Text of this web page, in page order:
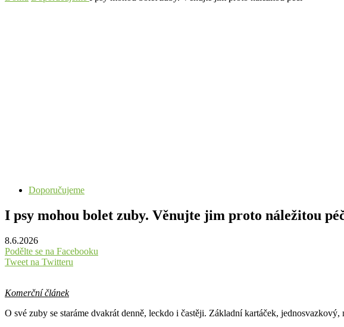
Doporučujeme
I psy mohou bolet zuby. Věnujte jim proto náležitou
8.6.2026
Podělte se na Facebooku
Tweet na Twitteru
Komerční článek
O své zuby se staráme dvakrát denně, leckdo i častěji. Základní kartáček,